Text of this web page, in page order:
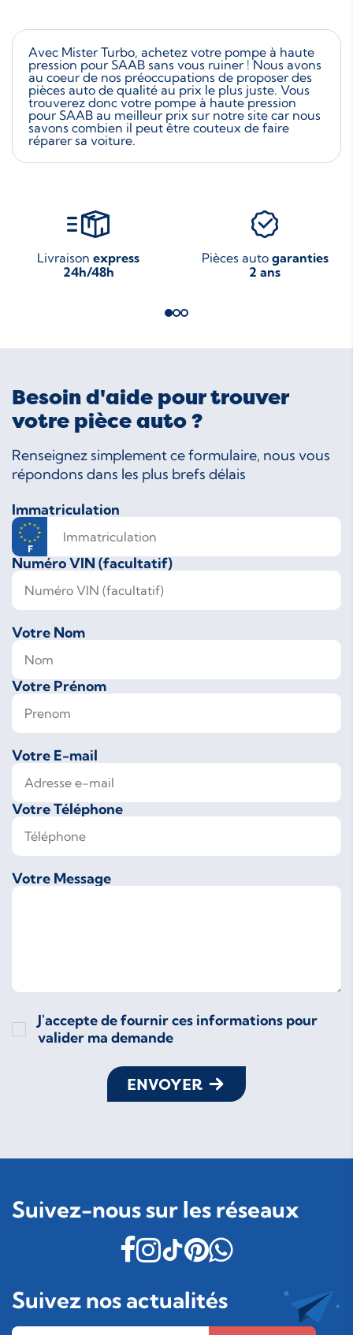
Avec Mister Turbo, achetez votre pompe à haute
pression pour SAAB sans vous ruiner ! Nous avons
au coeur de nos préoccupations de proposer des
pièces auto de qualité au prix le plus juste. Vous
trouverez donc votre pompe à haute pression
pour SAAB au meilleur prix sur notre site car nous
savons combien il peut être couteux de faire
réparer sa voiture.
Livraison express
24h/48h
Pièces auto garanties
2 ans
Besoin d'aide pour trouver
votre pièce auto ?
Renseignez simplement ce formulaire, nous vous
répondons dans les plus brefs délais
Immatriculation
Numéro VIN (facultatif)
Votre Nom
Votre Prénom
Votre E-mail
Votre Téléphone
Votre Message
J'accepte de fournir ces informations pour
valider ma demande
ENVOYER
Suivez-nous sur les réseaux
Suivez nos actualités